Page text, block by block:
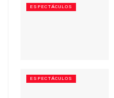
ESPECTÁCULOS
ESPECTÁCULOS